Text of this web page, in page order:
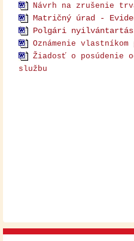
Návrh na zrušenie
Matričný úrad -
Polgári
Oznámenie vlastníkom
Žiadosť o posúdenie
službu